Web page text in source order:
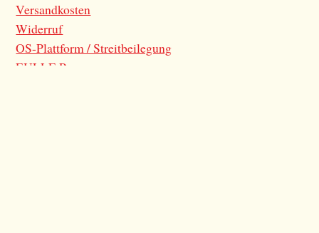
Versandkosten
Widerruf
OS-Plattform / Streitbeilegung
EULLE Programm